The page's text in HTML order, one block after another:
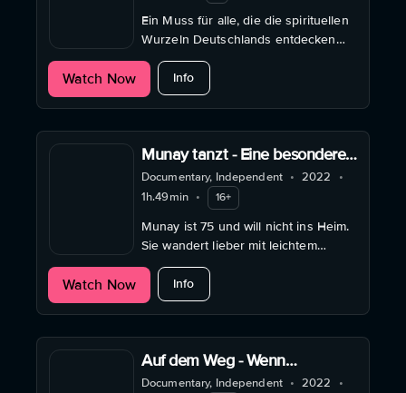
Ein Muss für alle, die die spirituellen
Wurzeln Deutschlands entdecken
und verstehen möchten.
Watch Now Infoabout Seelenlandschaften:
Munay tanzt - Eine besondere
Reise
Documentary, Independent • 2022
•
1h.49min • 16+
Munay ist 75 und will nicht ins Heim.
Sie wandert lieber mit leichtem
Gepäck allein durch ganz
Deutschland.
Watch Now Infoabout Munay tanzt - Eine besondere
Auf dem Weg - Wenn
Begegnungen verändern
Documentary, Independent • 2022
•